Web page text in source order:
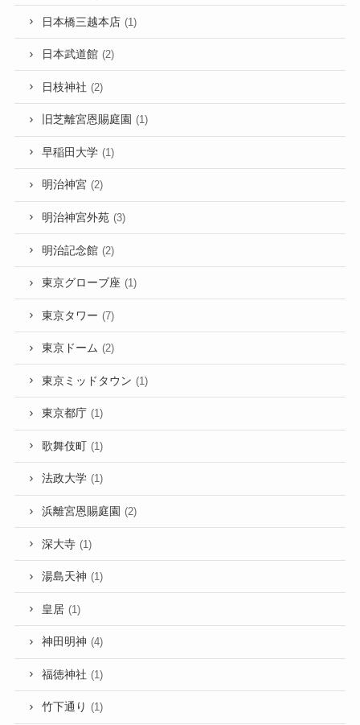
日本橋三越本店 (1)
日本武道館 (2)
日枝神社 (2)
旧芝離宮恩賜庭園 (1)
早稲田大学 (1)
明治神宮 (2)
明治神宮外苑 (3)
明治記念館 (2)
東京グローブ座 (1)
東京タワー (7)
東京ドーム (2)
東京ミッドタウン (1)
東京都庁 (1)
歌舞伎町 (1)
法政大学 (1)
浜離宮恩賜庭園 (2)
深大寺 (1)
湯島天神 (1)
皇居 (1)
神田明神 (4)
福徳神社 (1)
竹下通り (1)